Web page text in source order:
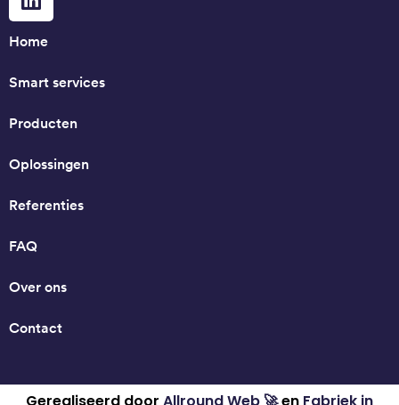
Home
Smart services
Producten
Oplossingen
Referenties
FAQ
Over ons
Contact